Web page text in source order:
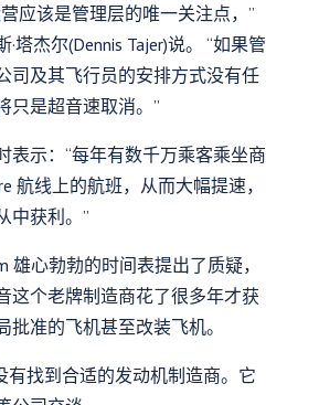
应该是管理层的唯一关注点，”
塔杰尔(Dennis Tajer)说。 “如果管
司及其飞行员的安排方式没有任
只是超音速取消。”
表示：“每年有数千万乘客乘坐商
航线上的航班，从而大幅提速，
中获利。”
雄心勃勃的时间表提出了质疑，
这个老牌制造商花了很多年才获
批准的飞机甚至改装飞机。
有找到合适的发动机制造商。它